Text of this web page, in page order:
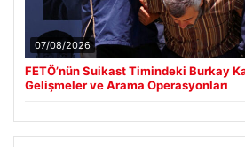
07/08/2026
FETÖ’nün Suikast Timindeki Burkay
Gelişmeler ve Arama Operasyonları